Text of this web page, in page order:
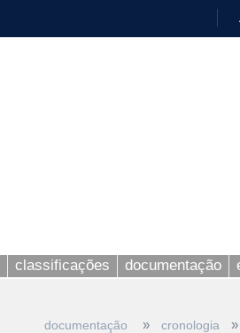
classificações documentação
documentação » cronologia »